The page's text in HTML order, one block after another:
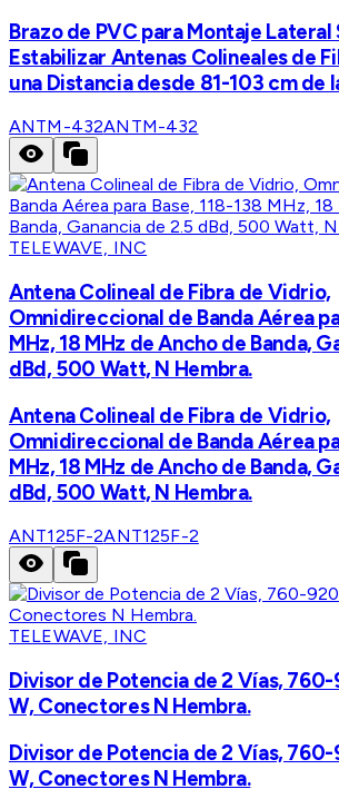
Brazo de PVC para Montaje
Estabilizar Antenas Colineales de
una Distancia desde 81-103 cm de
ANTM-432ANTM-432
TELEWAVE, INC
Antena Colineal de Fibra de Vidrio,
Omnidireccional de Banda Aérea
MHz, 18 MHz de Ancho de Banda,
dBd, 500 Watt, N Hembra.
Antena Colineal de Fibra de Vidrio,
Omnidireccional de Banda Aérea
MHz, 18 MHz de Ancho de Banda,
dBd, 500 Watt, N Hembra.
ANT125F-2ANT125F-2
TELEWAVE, INC
Divisor de Potencia de 2 Vías,
W, Conectores N Hembra.
Divisor de Potencia de 2 Vías,
W, Conectores N Hembra.